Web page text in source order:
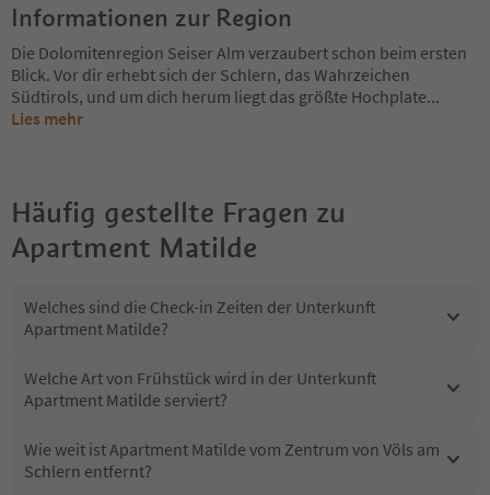
Informationen zur Region
Die Dolomitenregion Seiser Alm verzaubert schon beim ersten
Blick. Vor dir erhebt sich der Schlern, das Wahrzeichen
Südtirols, und um dich herum liegt das größte Hochplate...
Lies mehr
Häufig gestellte Fragen zu
Apartment Matilde
Welches sind die Check-in Zeiten der Unterkunft
Apartment Matilde?
Welche Art von Frühstück wird in der Unterkunft
Apartment Matilde serviert?
Wie weit ist Apartment Matilde vom Zentrum von Völs am
Schlern entfernt?